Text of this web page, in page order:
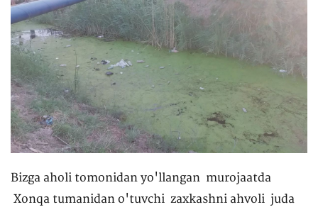
Bizga aholi tomonidan yo'llangan murojaatda
Xonqa tumanidan o'tuvchi zaxkashni ahvoli juda